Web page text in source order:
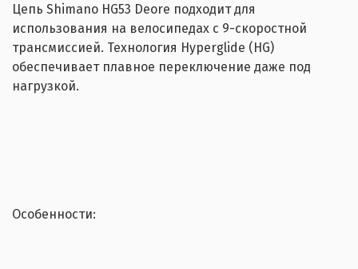
Цепь Shimano HG53 Deore подходит для
использования на велосипедах с 9-скоростной
трансмиссией. Технология Hyperglide (HG)
обеспечивает плавное переключение даже под
нагрузкой.
Особенности: